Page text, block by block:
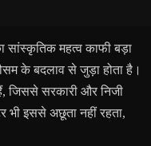
सांस्कृतिक महत्व काफी बड़ा
के बदलाव से जुड़ा होता है।
जिससे सरकारी और निजी
भी इससे अछूता नहीं रहता,